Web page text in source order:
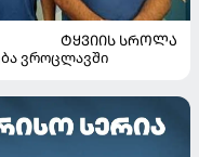
ᲢᲧᲕᲘᲘᲡ ᲡᲠᲝᲚᲐ
ვროცლავში